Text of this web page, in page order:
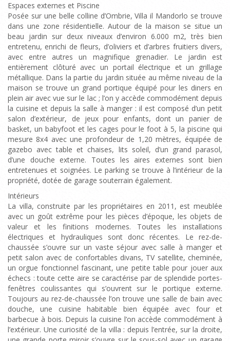
Espaces externes et Piscine
Posée sur une belle colline d’Ombrie, Villa il Mandorlo se trouve
dans une zone résidentielle. Autour de la maison se situe un
beau jardin sur deux niveaux d’environ 6.000 m2, très bien
entretenu, enrichi de fleurs, d’oliviers et d’arbres fruitiers divers,
avec entre autres un magnifique grenadier. Le jardin est
entièrement clôturé avec un portail électrique et un grillage
métallique. Dans la partie du jardin située au même niveau de la
maison se trouve un grand portique équipé pour les diners en
plein air avec vue sur le lac ; l’on y accède commodément depuis
la cuisine et depuis la salle à manger : il est composé d’un petit
salon d’extérieur, de jeux pour enfants, dont un panier de
basket, un babyfoot et les cages pour le foot à 5, la piscine qui
mesure 8x4 avec une profondeur de 1,20 mètres, équipée de
gazebo avec table et chaises, lits soleil, d’un grand parasol,
d’une douche externe. Toutes les aires externes sont bien
entretenues et soignées. Le parking se trouve à l’intérieur de la
propriété, dotée de garage souterrain également.
Intérieurs
La villa, construite par les propriétaires en 2011, est meublée
avec un goût extrême pour les pièces d’époque, les objets de
valeur et les finitions modernes. Toutes les installations
électriques et hydrauliques sont donc récentes. Le rez-de-
chaussée s’ouvre sur un vaste séjour avec salle à manger et
petit salon avec de confortables divans, TV satellite, cheminée,
un orgue fonctionnel fascinant, une petite table pour jouer aux
échecs : toute cette aire se caractérise par de splendide portes-
fenêtres coulissantes qui s’ouvrent sur le portique externe.
Toujours au rez-de-chaussée l’on trouve une salle de bain avec
douche, une cuisine habitable bien équipée avec four et
barbecue à bois. Depuis la cuisine l’on accède commodément à
l’extérieur. Une curiosité de la villa : depuis l’entrée, sur la droite,